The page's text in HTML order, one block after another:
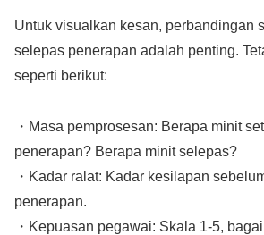
Untuk visualkan kesan, perbandingan
selepas penerapan adalah penting.
seperti berikut:
・Masa pemprosesan: Berapa minit
penerapan? Berapa minit selepas?
・Kadar ralat: Kadar kesilapan
penerapan.
・Kepuasan pegawai: Skala 1-5,